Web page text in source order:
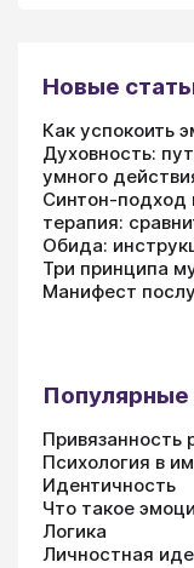
Новые
Как успокоить
Духовность:
умного
Синтон-подход
терапия:
Обида:
Три принципа
Манифест
Популярные
Привязанность
Психология в
Идентичность
Что такое
Логика
Личностная